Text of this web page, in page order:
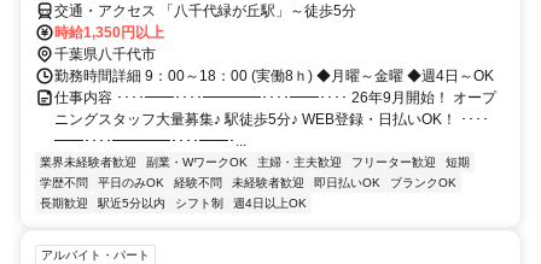
交通・アクセス 「八千代緑が丘駅」～徒歩5分
時給1,350円以上
千葉県八千代市
勤務時間詳細 9：00～18：00 (実働8ｈ) ◆月曜～金曜 ◆週4日～OK
仕事内容 ････━━････━━━━････━━････ 26年9月開始！ オープ
ニングスタッフ大量募集♪ 駅徒歩5分♪ WEB登録・日払いOK！ ････
━━････━━━━････━━･...
業界未経験者歓迎 副業・WワークOK 主婦・主夫歓迎 フリーター歓迎
短期
学歴不問
平日のみOK 経験不問 未経験者歓迎 即日払いOK
ブランクOK
長期歓迎
駅近5分以内 シフト制 週4日以上OK
アルバイト・パート